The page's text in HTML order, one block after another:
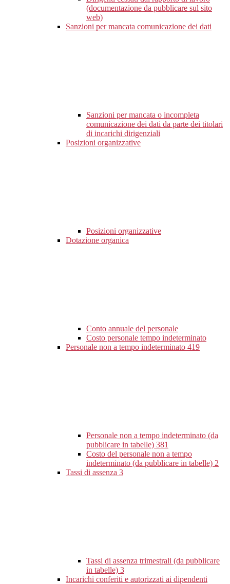
(documentazione da pubblicare sul sito
web)
Sanzioni per mancata comunicazione dei dati
Sanzioni per mancata o incompleta
comunicazione dei dati da parte dei titolari
di incarichi dirigenziali
Posizioni organizzative
Posizioni organizzative
Dotazione organica
Conto annuale del personale
Costo personale tempo indeterminato
Personale non a tempo indeterminato 419
Personale non a tempo indeterminato (da
pubblicare in tabelle) 381
Costo del personale non a tempo
indeterminato (da pubblicare in tabelle) 2
Tassi di assenza 3
Tassi di assenza trimestrali (da pubblicare
in tabelle) 3
Incarichi conferiti e autorizzati ai dipendenti